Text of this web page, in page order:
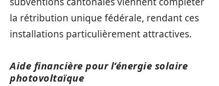
la rétribution unique fédérale, rendant ces
installations particulièrement attractives.
Aide financière pour l’énergie solaire
photovoltaïque